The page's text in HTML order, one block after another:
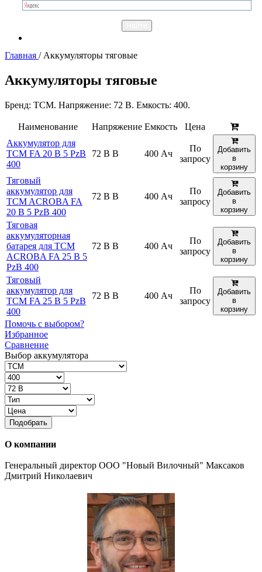
Главная / Аккумуляторы тяговые
Аккумуляторы тяговые
Бренд: TCM. Напряжение: 72 В. Емкость: 400.
Наименование Напряжение Емкость
Цена
Аккумулятор для
TCM FA 20 B 5 PzB
400
72 В В 400 Ач
По
запросу
Добавить
в
корзину
Тяговый
аккумулятор для
TCM ACROBA FA
20 B 5 PzB 400
72 В В 400 Ач
По
запросу
Добавить
в
корзину
Тяговая
аккумуляторная
батарея для TCM
ACROBA FA 25 B 5
PzB 400
72 В В 400 Ач
По
запросу
Добавить
в
корзину
Тяговый
аккумулятор для
TCM FA 25 B 5 PzB
400
72 В В 400 Ач
По
запросу
Добавить
в
корзину
Помочь с выбором?
Избранное
Сравнение
Выбор аккумулятора
Подобрать
О компании
Генеральный директор ООО "Новый Вилочный" Максаков
Дмитрий Николаевич